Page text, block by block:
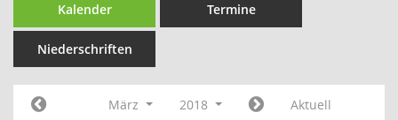
Kalender Termine
Niederschriften
März 2018 Aktuell